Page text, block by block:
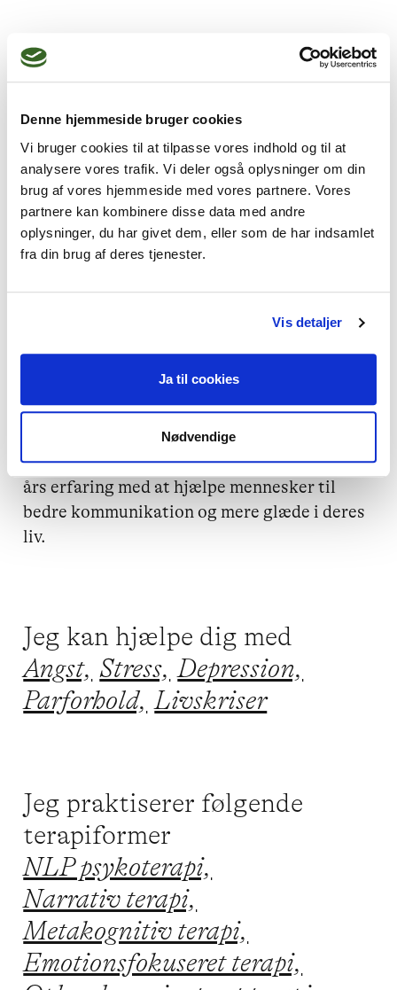
Denne hjemmeside bruger cookies
Vi bruger cookies til at tilpasse vores indhold og til at
analysere vores trafik. Vi deler også oplysninger om din
brug af vores hjemmeside med vores partnere. Vores
partnere kan kombinere disse data med andre
oplysninger, du har givet dem, eller som de har indsamlet
fra din brug af deres tjenester.
Vis detaljer
Ja til cookies
Nødvendige
- Bliv stærkere og få gennemslagskraft, så
det!
PARTERAPI
Er der knuder i din parrelation? Oplever I
ofte skænderier, ulyst eller utryghed? Få
hjælp til at rette op på uhensigtsmæssig
kommunikation, følelsesregulering,
intimitet eller andet der er med til at du
hinanden og som ønsker at forbedre
relationen.
Jeg hedder Iben, er 58 år og har mere end 20
års erfaring med at hjælpe mennesker til
bedre kommunikation og mere glæde i deres
liv.
Jeg kan hjælpe dig med
Angst, Stress, Depression,
Parforhold, Livskriser
Jeg praktiserer følgende
terapiformer
NLP psykoterapi,
Narrativ terapi,
Metakognitiv terapi,
Emotionsfokuseret terapi,